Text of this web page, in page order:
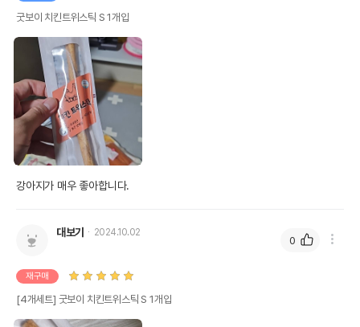
굿보이 치킨트위스틱 S 1개입
강아지가 매우 좋아합니다.
대보기 2024.10.02
재구매
[4개세트] 굿보이 치킨트위스틱 S 1개입
0